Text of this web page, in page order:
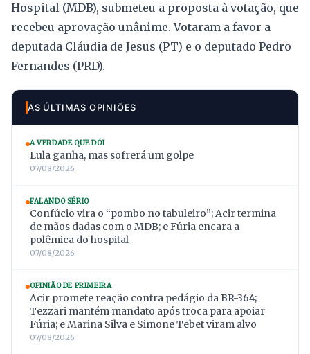
Hospital (MDB), submeteu a proposta à votação, que
recebeu aprovação unânime. Votaram a favor a
deputada Cláudia de Jesus (PT) e o deputado Pedro
Fernandes (PRD).
AS ÚLTIMAS OPINIÕES
A VERDADE QUE DÓI
Lula ganha, mas sofrerá um golpe
07/08/2026
FALANDO SÉRIO
Confúcio vira o “pombo no tabuleiro”; Acir termina
de mãos dadas com o MDB; e Fúria encara a
polêmica do hospital
07/08/2026
OPINIÃO DE PRIMEIRA
Acir promete reação contra pedágio da BR-364;
Tezzari mantém mandato após troca para apoiar
Fúria; e Marina Silva e Simone Tebet viram alvo
07/08/2026